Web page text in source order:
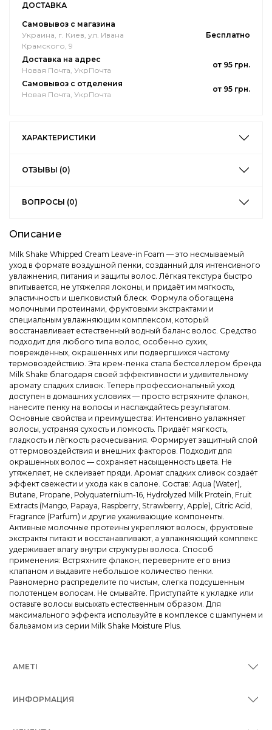
ДОСТАВКА
Самовывоз с магазина
Украина, г. Киев, ул. Ивана
Крамского, 9
Бесплатно
Доставка на адрес
Новая Почта, УкрПочта
от 95 грн.
Самовывоз с отделения
Новая Почта, УкрПочта
от 95 грн.
ХАРАКТЕРИСТИКИ
ОТЗЫВЫ (0)
ВОПРОСЫ (0)
Описание
Milk Shake Whipped Cream Leave-in Foam — это несмываемый
уход в формате воздушной пенки, созданный для интенсивного
увлажнения, питания и защиты волос. Лёгкая текстура быстро
впитывается, не утяжеляя локоны, и придаёт им мягкость,
эластичность и шелковистый блеск. Формула обогащена
молочными протеинами, фруктовыми экстрактами и
специальным увлажняющим комплексом, который
восстанавливает естественный водный баланс волос. Средство
подходит для любого типа волос, особенно сухих,
повреждённых, окрашенных или подвергшихся частому
термовоздействию. Эта крем-пенка стала бестселлером бренда
Milk Shake благодаря своей эффективности и удивительному
аромату сладких сливок. Теперь профессиональный уход
доступен в домашних условиях — просто встряхните флакон,
нанесите пенку на волосы и наслаждайтесь результатом.
Основные свойства и преимущества: Интенсивно увлажняет
волосы, устраняя сухость и ломкость. Придаёт мягкость,
гладкость и лёгкость расчесывания. Формирует защитный слой
от термовоздействия и внешних факторов. Подходит для
окрашенных волос — сохраняет насыщенность цвета. Не
утяжеляет, не склеивает пряди. Аромат сладких сливок создаёт
эффект свежести и ухода как в салоне. Состав: Aqua (Water),
Butane, Propane, Polyquaternium-16, Hydrolyzed Milk Protein, Fruit
Extracts (Mango, Papaya, Raspberry, Strawberry, Apple), Citric Acid,
Fragrance (Parfum) и другие ухаживающие компоненты.
Активные молочные протеины укрепляют волосы, фруктовые
экстракты питают и восстанавливают, а увлажняющий комплекс
удерживает влагу внутри структуры волоса. Способ
применения: Встряхните флакон, переверните его вниз
клапаном и выдавите небольшое количество пенки.
Равномерно распределите по чистым, слегка подсушенным
полотенцем волосам. Не смывайте. Приступайте к укладке или
оставьте волосы высыхать естественным образом. Для
максимального эффекта используйте в комплексе с шампунем и
бальзамом из серии Milk Shake Moisture Plus.
AMETI
ИНФОРМАЦИЯ